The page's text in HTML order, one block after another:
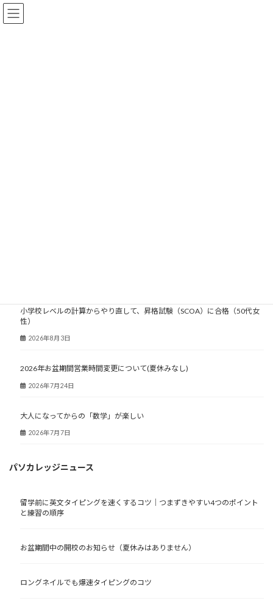
コ
ン
ナ
ビ
小学校レベルの計算からやり直して、昇格試験（SCOA）に合格（50代女
性）
2026年8月3日
2026年お盆期間営業時間変更について(夏休みなし)
2026年7月24日
大人になってからの「数学」が楽しい
2026年7月7日
パソカレッジニュース
留学前に英文タイピングを速くするコツ｜つまずきやすい4つのポイント
と練習の順序
お盆期間中の開校のお知らせ（夏休みはありません）
ロングネイルでも爆速タイピングのコツ